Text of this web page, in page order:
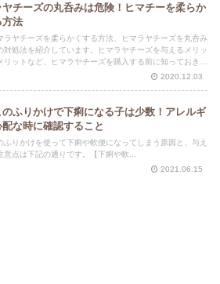
ヤチーズの丸呑みは危険！ヒマチーを柔らか
方法
ラヤチーズを柔らかくする方法、ヒマラヤチーズを丸呑み
対処法を紹介しています。ヒマラヤチーズを与えるメリッ
リットなど、ヒマラヤチーズを購入する前に知っておきた
2020.12.03
のふりかけで下痢になる子は少数！アレルギ
配な時に確認すること
ふりかけを使って下痢や軟便になってしまう原因と、与え
意点は下記の通りです。【下痢や軟...
2021.06.15